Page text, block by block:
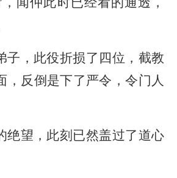
子，此役折损了四位，截教
，反倒是下了严令，令门人
绝望，此刻已然盖过了道心